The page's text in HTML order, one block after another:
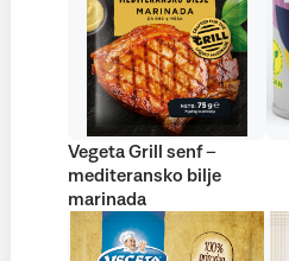
Vegeta Grill senf –
mediteransko bilje
marinada